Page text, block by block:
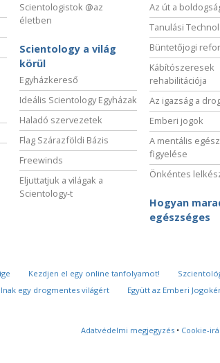
Scientologistok @az
életben
Scientology a világ
körül
Egyházkereső
Ideális Scientology Egyházak
Haladó szervezetek
Flag Szárazföldi Bázis
Freewinds
Eljuttatjuk a világak a
Scientology-t
Az út a
Tanulási
Büntetőjogi
Kábítószeresek
rehabilitációja
Az igazság a
Emberi jogok
A mentális
figyelése
Önkéntes
Hogyan
egészséges
Kezdjen el egy online tanfolyamot!
egy drogmentes világért Együtt az Emberi
Adatvédelmi megjegyzés • Cookie-